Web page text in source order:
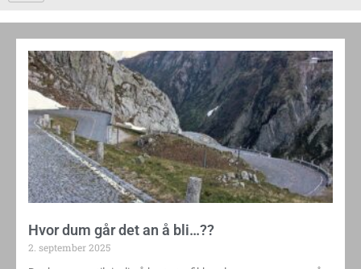
Hvor dum går det an å bli…??
2. september 2025